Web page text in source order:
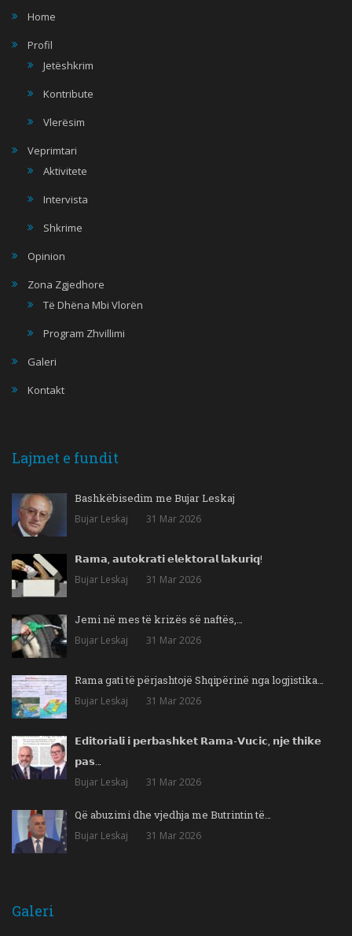
Home
Profil
Jetëshkrim
Kontribute
Vlerësim
Veprimtari
Aktivitete
Intervista
Shkrime
Opinion
Zona Zgjedhore
Të Dhëna Mbi Vlorën
Program Zhvillimi
Galeri
Kontakt
Lajmet e fundit
Bashkëbisedim me Bujar Leskaj
Bujar Leskaj 31 Mar 2026
𝗥𝗮𝗺𝗮, 𝗮𝘂𝘁𝗼𝗸𝗿𝗮𝘁𝗶 𝗲𝗹𝗲𝗸𝘁𝗼𝗿𝗮𝗹 𝗹𝗮𝗸𝘂𝗿𝗶𝗾!
Bujar Leskaj 31 Mar 2026
Jemi në mes të krizës së naftës,…
Bujar Leskaj 31 Mar 2026
Rama gati të përjashtojë Shqipërinë nga logjistika…
Bujar Leskaj 31 Mar 2026
𝗘𝗱𝗶𝘁𝗼𝗿𝗶𝗮𝗹𝗶 𝗶 𝗽𝗲𝗿𝗯𝗮𝘀𝗵𝗸𝗲𝘁 𝗥𝗮𝗺𝗮-𝗩𝘂𝗰𝗶𝗰, 𝗻𝗷𝗲 𝘁𝗵𝗶𝗸𝗲
𝗽𝗮𝘀…
Bujar Leskaj 31 Mar 2026
Që abuzimi dhe vjedhja me Butrintin të…
Bujar Leskaj 31 Mar 2026
Galeri